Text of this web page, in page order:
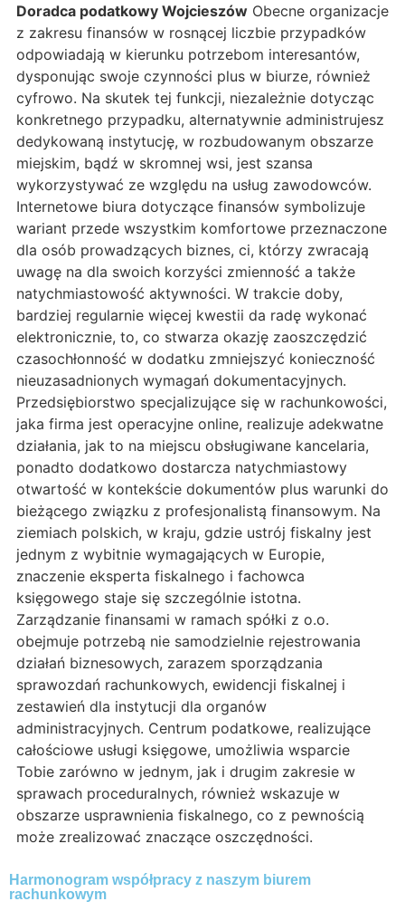
Doradca podatkowy Wojcieszów Obecne organizacje
z zakresu finansów w rosnącej liczbie przypadków
odpowiadają w kierunku potrzebom interesantów,
dysponując swoje czynności plus w biurze, również
cyfrowo. Na skutek tej funkcji, niezależnie dotycząc
konkretnego przypadku, alternatywnie administrujesz
dedykowaną instytucję, w rozbudowanym obszarze
miejskim, bądź w skromnej wsi, jest szansa
wykorzystywać ze względu na usług zawodowców.
Internetowe biura dotyczące finansów symbolizuje
wariant przede wszystkim komfortowe przeznaczone
dla osób prowadzących biznes, ci, którzy zwracają
uwagę na dla swoich korzyści zmienność a także
natychmiastowość aktywności. W trakcie doby,
bardziej regularnie więcej kwestii da radę wykonać
elektronicznie, to, co stwarza okazję zaoszczędzić
czasochłonność w dodatku zmniejszyć konieczność
nieuzasadnionych wymagań dokumentacyjnych.
Przedsiębiorstwo specjalizujące się w rachunkowości,
jaka firma jest operacyjne online, realizuje adekwatne
działania, jak to na miejscu obsługiwane kancelaria,
ponadto dodatkowo dostarcza natychmiastowy
otwartość w kontekście dokumentów plus warunki do
bieżącego związku z profesjonalistą finansowym. Na
ziemiach polskich, w kraju, gdzie ustrój fiskalny jest
jednym z wybitnie wymagających w Europie,
znaczenie eksperta fiskalnego i fachowca
księgowego staje się szczególnie istotna.
Zarządzanie finansami w ramach spółki z o.o.
obejmuje potrzebą nie samodzielnie rejestrowania
działań biznesowych, zarazem sporządzania
sprawozdań rachunkowych, ewidencji fiskalnej i
zestawień dla instytucji dla organów
administracyjnych. Centrum podatkowe, realizujące
całościowe usługi księgowe, umożliwia wsparcie
Tobie zarówno w jednym, jak i drugim zakresie w
sprawach proceduralnych, również wskazuje w
obszarze usprawnienia fiskalnego, co z pewnością
może zrealizować znaczące oszczędności.
Harmonogram współpracy z naszym biurem
rachunkowym